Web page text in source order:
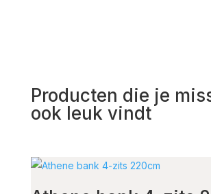
Producten die je
ook leuk vindt